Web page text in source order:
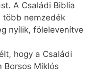
A Családi Biblia
több nemzedék
nyílik, fölelevenítve
hogy a Családi
Borsos Miklós